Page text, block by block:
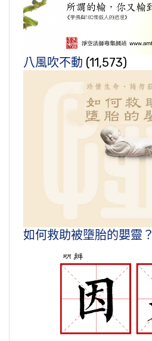
八風吹不動 (11,573)
如何救助被墮胎的嬰靈？